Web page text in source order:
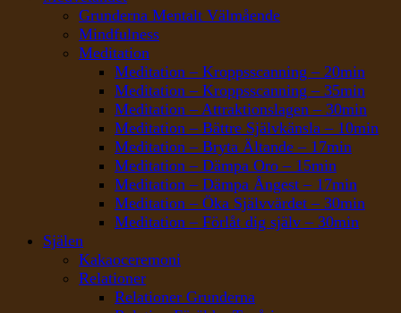
Grunderna Mentalt Välmående
Mindfulness
Meditation
Meditation – Kroppsscanning – 20min
Meditation – Kroppsscanning – 35min
Meditation – Attraktionslagen – 30min
Meditation – Bättre Självkänsla – 10min
Meditation – Bryta Ältande – 17min
Meditation – Dämpa Oro – 15min
Meditation – Dämpa Ångest – 17min
Meditation – Öka Självvärdet – 30min
Meditation – Förlåt dig själv – 30min
Själen
Kakaoceremoni
Relationer
Relationer Grunderna